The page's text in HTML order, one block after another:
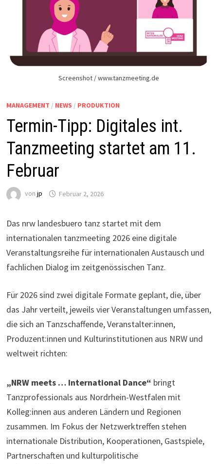
Screenshot / www.tanzmeeting.de
MANAGEMENT / NEWS / PRODUKTION
Termin-Tipp: Digitales int.
Tanzmeeting startet am 11.
Februar
vonjp Februar 2, 2026
Das nrw landesbuero tanz startet mit dem
internationalen tanzmeeting 2026 eine digitale
Veranstaltungsreihe für internationalen Austausch und
fachlichen Dialog im zeitgenössischen Tanz.
Für 2026 sind zwei digitale Formate geplant, die, über
das Jahr verteilt, jeweils vier Veranstaltungen umfassen,
die sich an Tanzschaffende, Veranstalter:innen,
Produzent:innen und Kulturinstitutionen aus NRW und
weltweit richten:
„NRW meets … International Dance“ bringt
Tanzprofessionals aus Nordrhein-Westfalen mit
Kolleg:innen aus anderen Ländern und Regionen
zusammen. Im Fokus der Netzwerktreffen stehen
internationale Distribution, Kooperationen, Gastspiele,
Partnerschaften und kulturpolitische